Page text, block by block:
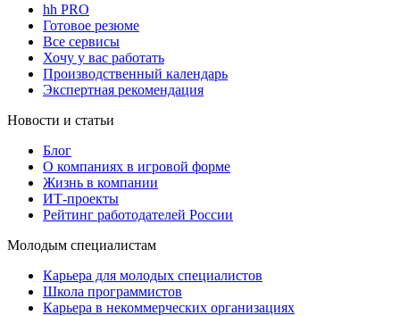
hh PRO
Готовое резюме
Все сервисы
Хочу у вас работать
Производственный календарь
Экспертная рекомендация
Новости и статьи
Блог
О компаниях в игровой форме
Жизнь в компании
ИТ-проекты
Рейтинг работодателей России
Молодым специалистам
Карьера для молодых специалистов
Школа программистов
Карьера в некоммерческих организациях